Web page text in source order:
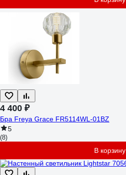
4 400 ₽
Бра Freya Grace FR5114WL-01BZ
5
(8)
В корзину